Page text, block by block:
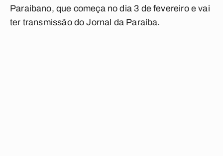
Paraibano, que começa no dia 3 de fevereiro e vai
ter transmissão do Jornal da Paraíba.